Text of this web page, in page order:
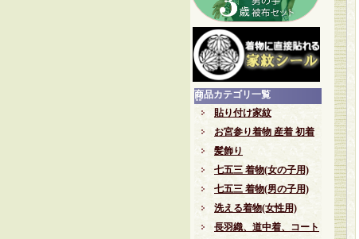
商品カテゴリ一覧
貼り付け家紋
お宮参り着物 産着 初着
髪飾り
七五三 着物(女の子用)
七五三 着物(男の子用)
洗える着物(女性用)
長羽織、道中着、コート